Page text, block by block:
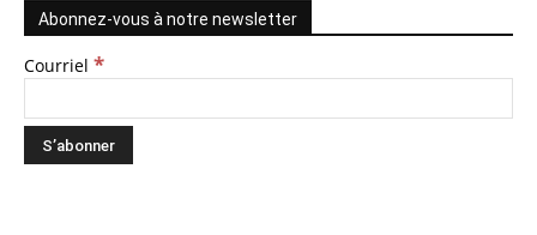
Abonnez-vous à notre newsletter
Courriel *